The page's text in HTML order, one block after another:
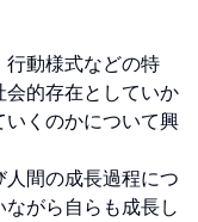
行動様式などの特
的存在としていか
くのかについて興
人間の成長過程につ
がら自らも成長し